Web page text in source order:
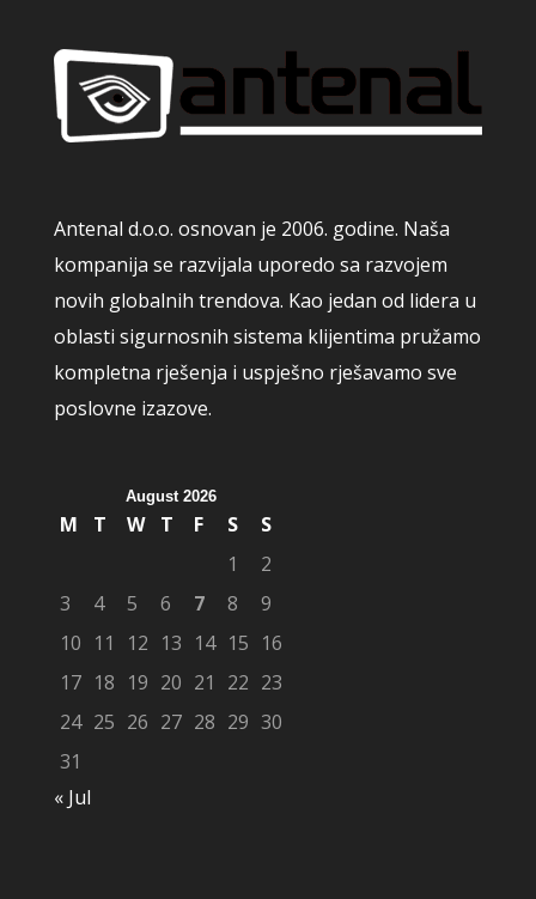
Antenal d.o.o. osnovan je 2006. godine. Naša
kompanija se razvijala uporedo sa razvojem
novih globalnih trendova. Kao jedan od lidera u
oblasti sigurnosnih sistema klijentima pružamo
kompletna rješenja i uspješno rješavamo sve
poslovne izazove.
August 2026
M T W T F S
S
1
2
3
4 5 6 7 8
9
10 11 12 13 14 15 16
17 18 19 20 21 22 23
24 25 26 27 28 29 30
31
« Jul